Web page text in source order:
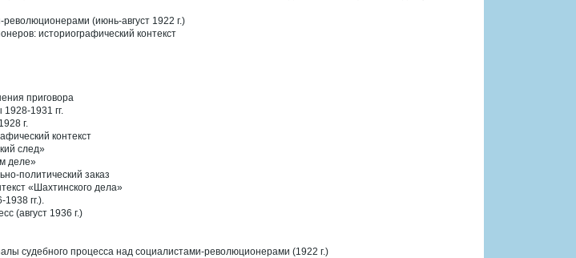
(июнь-август 1922 г.)
историографический контекст
приговора
1931 гг.
г.
контекст
след»
деле»
политический заказ
«Шахтинского дела»
гг.).
(август 1936 г.)
судебного процесса над социалистами-революционерами (1922 г.)